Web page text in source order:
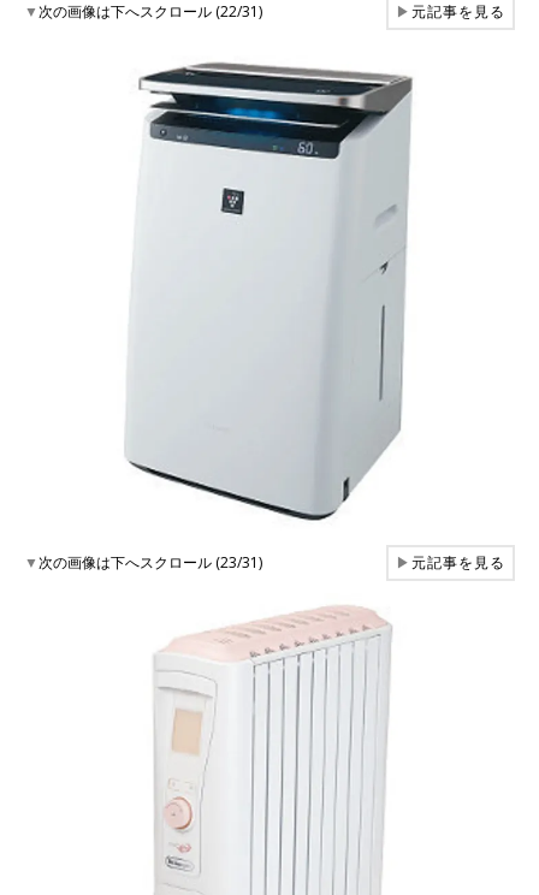
▼次の画像は下へスクロール (22/31) ▶元記事を見る
▼次の画像は下へスクロール (23/31) ▶元記事を見る